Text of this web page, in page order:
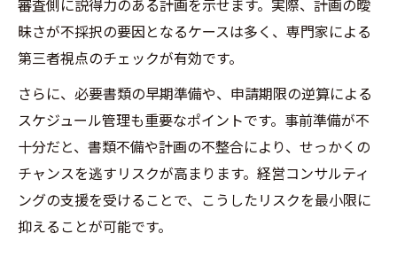
審査側に説得力のある計画を示せます。実際、計画の曖
昧さが不採択の要因となるケースは多く、専門家による
第三者視点のチェックが有効です。
さらに、必要書類の早期準備や、申請期限の逆算による
スケジュール管理も重要なポイントです。事前準備が不
十分だと、書類不備や計画の不整合により、せっかくの
チャンスを逃すリスクが高まります。経営コンサルティ
ングの支援を受けることで、こうしたリスクを最小限に
抑えることが可能です。